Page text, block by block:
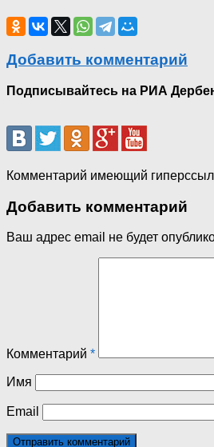
Добавить комментарий
Подписывайтесь на РИА
Комментарий имеющий
Добавить комментарий
Ваш адрес email не будет
Комментарий *
Имя
Email